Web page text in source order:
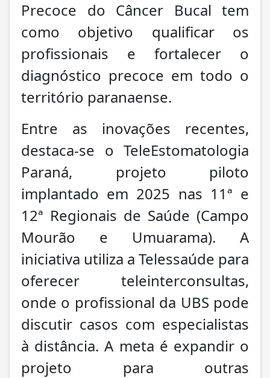
Precoce do Câncer Bucal tem
como objetivo qualificar os
profissionais e fortalecer o
diagnóstico precoce em todo o
território paranaense.
Entre as inovações recentes,
destaca-se o TeleEstomatologia
Paraná, projeto piloto
implantado em 2025 nas 11ª e
12ª Regionais de Saúde (Campo
Mourão e Umuarama). A
iniciativa utiliza a Telessaúde para
oferecer teleinterconsultas,
onde o profissional da UBS pode
discutir casos com especialistas
à distância. A meta é expandir o
projeto para outras